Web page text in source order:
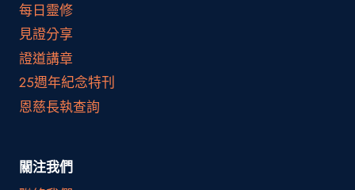
每日靈修
見證分享
證道講章
25週年紀念特刊
恩慈長執查詢
關注我們